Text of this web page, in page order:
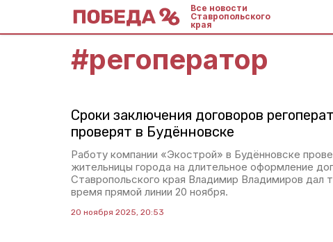
Все новости
Ставропольского
края
#регоператор
Сроки заключения договоров
проверят в Будённовске
Работу компании «Экострой» в Будённовске
жительницы города на длительное оформление
Ставропольского края Владимир Владимиров дал
время прямой линии 20 ноября.
20 ноября 2025, 20:53